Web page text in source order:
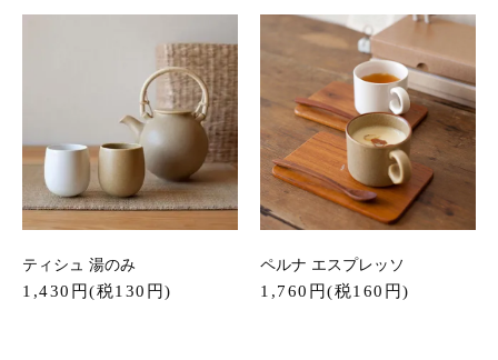
ティシュ 湯のみ
1,430円(税130円)
ペルナ エスプレッソ
1,760円(税160円)